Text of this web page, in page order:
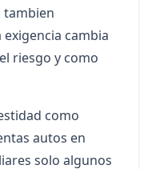
tambien
exigencia cambia
riesgo y como
como
autos en
solo algunos